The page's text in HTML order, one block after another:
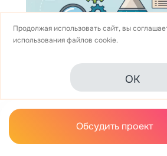
Запуск сайта — это когда
работа. Отслеживайте первые
ведите лог ошибок,
Обсудить проект
Продолжая использовать сайт, вы
использованияфайлов cookie.
OK